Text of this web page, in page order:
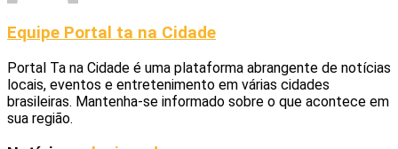
Equipe Portal ta na Cidade
Portal Ta na Cidade é uma plataforma abrangente de notícias
locais, eventos e entretenimento em várias cidades
brasileiras. Mantenha-se informado sobre o que acontece em
sua região.